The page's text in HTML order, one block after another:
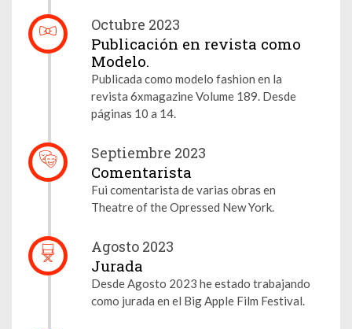
Octubre 2023
Publicación en revista como
Modelo.
Publicada como modelo fashion en la
revista 6xmagazine Volume 189. Desde
páginas 10 a 14.
Septiembre 2023
Comentarista
Fui comentarista de varias obras en
Theatre of the Opressed New York.
Agosto 2023
Jurada
Desde Agosto 2023 he estado trabajando
como jurada en el Big Apple Film Festival.